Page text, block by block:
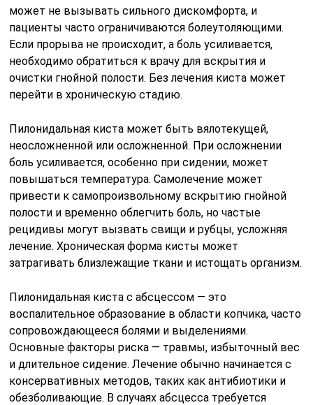
может не вызывать сильного дискомфорта, и
пациенты часто ограничиваются болеутоляющими.
Если прорыва не происходит, а боль усиливается,
необходимо обратиться к врачу для вскрытия и
очистки гнойной полости. Без лечения киста может
перейти в хроническую стадию.
Пилонидальная киста может быть вялотекущей,
неосложненной или осложненной. При осложнении
боль усиливается, особенно при сидении, может
повышаться температура. Самолечение может
привести к самопроизвольному вскрытию гнойной
полости и временно облегчить боль, но частые
рецидивы могут вызвать свищи и рубцы, усложняя
лечение. Хроническая форма кисты может
затрагивать близлежащие ткани и истощать организм.
Пилонидальная киста с абсцессом — это
воспалительное образование в области копчика, часто
сопровождающееся болями и выделениями.
Основные факторы риска — травмы, избыточный вес
и длительное сидение. Лечение обычно начинается с
консервативных методов, таких как антибиотики и
обезболивающие. В случаях абсцесса требуется